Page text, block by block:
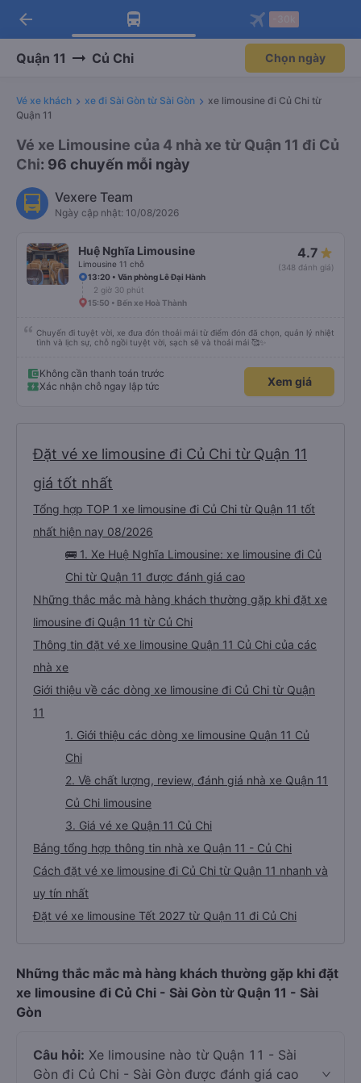
Tải app Vexere ngay!
Nhận ưu đãi thành viên độc
Mở app
Tải app Vexere
-30k/ghế khi đặt vé máy bay qua
Mở app
arrow_back
Quận 11 Củ Chi Chọn ngày
Vé xe khách xe đi Sài Gòn từ Sài Gòn
xe limousine đi Củ Chi từ
Quận 11
Vé xe Limousine của 4 nhà xe từ Quận 11 đi Củ
Chi: 96 chuyến mỗi ngày
Vexere Team
Ngày cập nhật: 10/08/2026
Huệ Nghĩa Limousine
Limousine 11 chỗ
4.7
(348 đánh giá)
13:20 • Văn phòng Lê Đại Hành
2 giờ 30 phút
15:50 • Bến xe Hoà Thành
Chuyến đi tuyệt vời, xe đưa đón thoải mái từ điểm đón đã chọn, quản lý nhiệt
tình và lịch sự, chỗ ngồi tuyệt vời, sạch sẽ và thoải mái 🥰✨
Không cần thanh toán trước
Xác nhận chỗ ngay lập tức
Xem giá
Đặt vé xe limousine đi Củ Chi từ Quận 11
giá tốt nhất
Tổng hợp TOP 1 xe limousine đi Củ Chi từ Quận 11 tốt
nhất hiện nay 08/2026
🚌 1. Xe Huệ Nghĩa Limousine: xe limousine đi Củ
Chi từ Quận 11 được đánh giá cao
Những thắc mắc mà hàng khách thường gặp khi đặt xe
limousine đi Quận 11 từ Củ Chi
Thông tin đặt vé xe limousine Quận 11 Củ Chi của các
nhà xe
Giới thiệu về các dòng xe limousine đi Củ Chi từ Quận
11
1. Giới thiệu các dòng xe limousine Quận 11 Củ
Chi
2. Về chất lượng, review, đánh giá nhà xe Quận 11
Củ Chi limousine
3. Giá vé xe Quận 11 Củ Chi
Bảng tổng hợp thông tin nhà xe Quận 11 - Củ Chi
Cách đặt vé xe limousine đi Củ Chi từ Quận 11 nhanh và
uy tín nhất
Đặt vé xe limousine Tết 2027 từ Quận 11 đi Củ Chi
Những thắc mắc mà hàng khách thường gặp khi đặt
xe limousine đi Củ Chi - Sài Gòn từ Quận 11 - Sài
Gòn
Câu hỏi: Xe limousine nào từ Quận 11 - Sài
Gòn đi Củ Chi - Sài Gòn được đánh giá cao